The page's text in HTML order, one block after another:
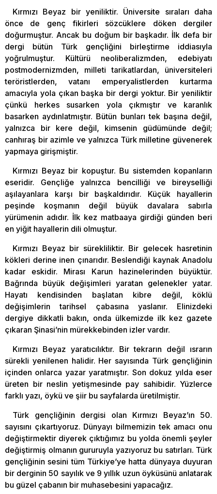
Kırmızı Beyaz bir yeniliktir. Üniversite sıraları daha
önce de genç fikirleri sözcüklere döken dergiler
doğurmuştur. Ancak bu doğum bir başkadır. İlk defa bir
dergi bütün Türk gençliğini birleştirme iddiasıyla
yoğrulmuştur. Kültürü neoliberalizmden, edebiyatı
postmodernizmden, milleti tarikatlardan, üniversiteleri
teröristlerden, vatanı emperyalistlerden kurtarma
amacıyla yola çıkan başka bir dergi yoktur. Bir yeniliktir
çünkü herkes susarken yola çıkmıştır ve karanlık
basarken aydınlatmıştır. Bütün bunları tek başına değil,
yalnızca bir kere değil, kimsenin güdümünde değil;
canhıraş bir azimle ve yalnızca Türk milletine güvenerek
yapmaya girişmiştir.
Kırmızı Beyaz bir kopuştur. Bu sistemden kopanların
eseridir. Gençliğe yalnızca bencilliği ve bireyselliği
aşılayanlara karşı bir başkaldırıdır. Küçük hayallerin
peşinde koşmanın değil büyük davalara sabırla
yürümenin adıdır. İlk kez matbaaya girdiği günden beri
en yiğit hayallerin dili olmuştur.
Kırmızı Beyaz bir sürekliliktir. Bir gelecek hasretinin
kökleri derine inen çınarıdır. Beslendiği kaynak Anadolu
kadar eskidir. Mirası Karun hazinelerinden büyüktür.
Bağrında büyük değişimleri yaratan gelenekler yatar.
Hayatı kendisinden başlatan kibre değil, köklü
değişimlerin tarihsel çabasına yaslanır. Elinizdeki
dergiye dikkatli bakın, onda ülkemizde ilk kez gazete
çıkaran Şinasi’nin mürekkebinden izler vardır.
Kırmızı Beyaz yaratıcılıktır. Bir tekrarın değil ısrarın
sürekli yenilenen halidir. Her sayısında Türk gençliğinin
içinden onlarca yazar yaratmıştır. Son dokuz yılda eser
üreten bir neslin yetişmesinde pay sahibidir. Yüzlerce
farklı yazı, öykü ve şiir bu sayfalarda üretilmiştir.
Türk gençliğinin dergisi olan Kırmızı Beyaz’ın 50.
sayısını çıkartıyoruz. Dünyayı bilmemizin tek amacı onu
değiştirmektir diyerek çıktığımız bu yolda önemli şeyler
değiştirmiş olmanın gururuyla yazıyoruz bu satırları. Türk
gençliğinin sesini tüm Türkiye’ye hatta dünyaya duyuran
bir derginin 50 sayılık ve 9 yıllık uzun öyküsünü anlatarak
bu güzel çabanın bir muhasebesini yapacağız.